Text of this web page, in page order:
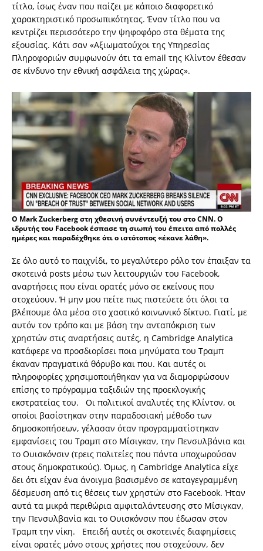
τίτλο, ίσως έναν που παίζει με κάποιο διαφορετικό
χαρακτηριστικό προσωπικότητας. Έναν τίτλο που να
κεντρίζει περισσότερο την ψηφοφόρο στα θέματα της
εξουσίας. Κάτι σαν «Αξιωματούχοι της Υπηρεσίας
Πληροφοριών συμφωνούν ότι τα email της Κλίντον έθεσαν
σε κίνδυνο την εθνική ασφάλεια της χώρας».
O Mark Zuckerberg στη χθεσινή συνέντευξή του στο CNN. Ο
ιδρυτής του Facebook έσπασε τη σιωπή του έπειτα από πολλές
ημέρες και παραδέχθηκε ότι ο ιστότοπος «έκανε λάθη».
Σε όλο αυτό το παιχνίδι, το μεγαλύτερο ρόλο τον έπαιξαν τα
σκοτεινά posts μέσω των λειτουργιών του Facebook,
αναρτήσεις που είναι ορατές μόνο σε εκείνους που
στοχεύουν. Ή μην μου πείτε πως πιστεύετε ότι όλοι τα
βλέπουμε όλα μέσα στο χαοτικό κοινωνικό δίκτυο. Γιατί, με
αυτόν τον τρόπο και με βάση την ανταπόκριση των
χρηστών στις αναρτήσεις αυτές, η Cambridge Analytica
κατάφερε να προσδιορίσει ποια μηνύματα του Τραμπ
έκαναν πραγματικά θόρυβο και που. Και αυτές οι
πληροφορίες χρησιμοποιήθηκαν για να διαμορφώσουν
επίσης το πρόγραμμα ταξιδιών της προεκλογικής
εκστρατείας του. Οι πολιτικοί αναλυτές της Κλίντον, οι
οποίοι βασίστηκαν στην παραδοσιακή μέθοδο των
δημοσκοπήσεων, γέλασαν όταν προγραμματίστηκαν
εμφανίσεις του Τραμπ στο Μίσιγκαν, την Πενσυλβάνια και
το Ουισκόνσιν (τρεις πολιτείες που πάντα υποχωρούσαν
στους δημοκρατικούς). Όμως, η Cambridge Analytica είχε
δει ότι είχαν ένα άνοιγμα βασισμένο σε καταγεγραμμένη
δέσμευση από τις θέσεις των χρηστών στο Facebook. Ήταν
αυτά τα μικρά περιθώρια αμφιταλάντευσης στο Μίσιγκαν,
την Πενσυλβανία και το Ουισκόνσιν που έδωσαν στον
Τραμπ την νίκη. Επειδή αυτές οι σκοτεινές διαφημίσεις
είναι ορατές μόνο στους χρήστες που στοχεύουν, δεν